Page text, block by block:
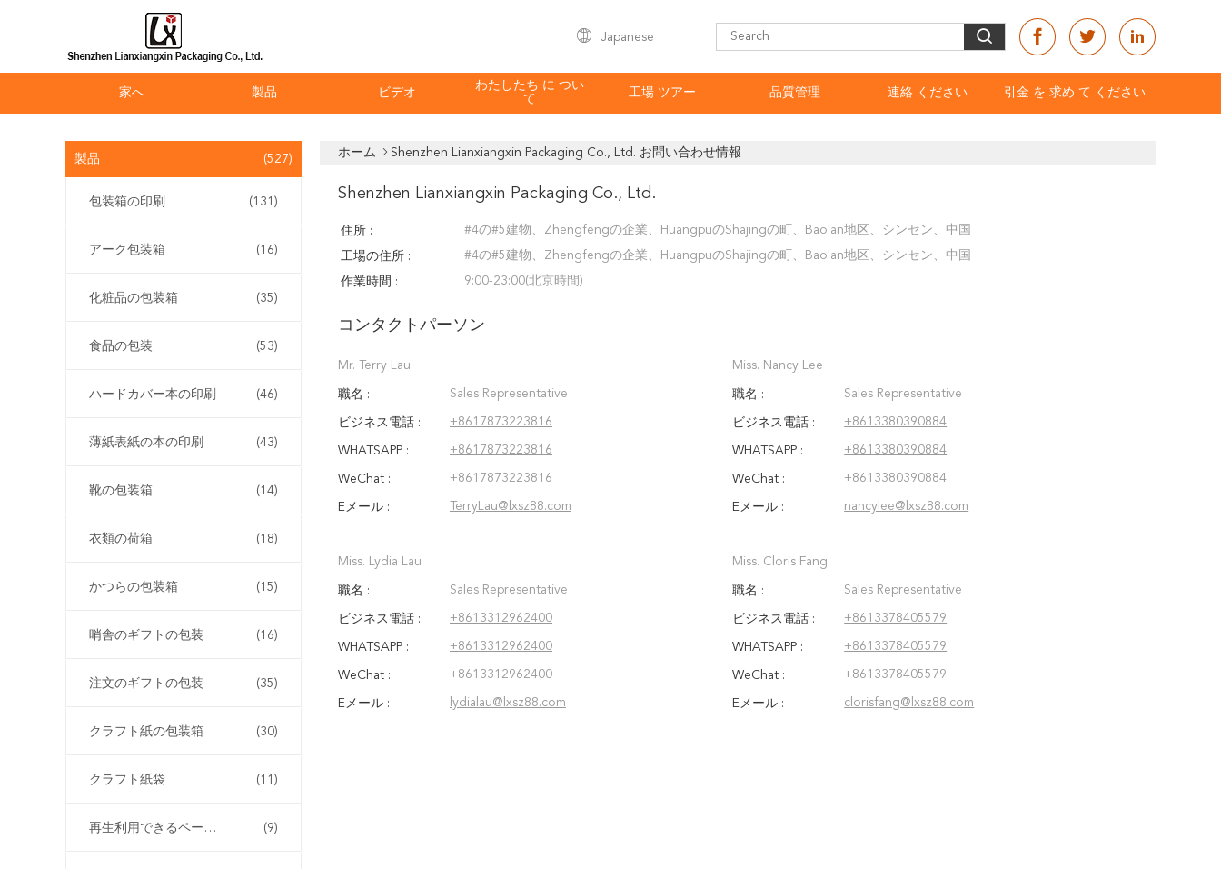
Japanese
家へ 製品 ビデオ
わたしたち に つい
て
工場 ツアー 品質管理 連絡 ください 引金 を 求め て ください
製品 (527)
包装箱の印刷 (131)
アーク包装箱 (16)
化粧品の包装箱 (35)
食品の包装 (53)
ハードカバー本の印刷 (46)
薄紙表紙の本の印刷 (43)
靴の包装箱 (14)
衣類の荷箱 (18)
かつらの包装箱 (15)
哨舎のギフトの包装 (16)
注文のギフトの包装 (35)
クラフト紙の包装箱 (30)
クラフト紙袋 (11)
再生利用できるペーパー ギフト袋 (9)
ホーム Shenzhen Lianxiangxin Packaging Co., Ltd. お問い合わせ情報
Shenzhen Lianxiangxin Packaging Co., Ltd.
住所 : #4の#5建物、Zhengfengの企業、HuangpuのShajingの町、Bao'an地区、シンセン、中国
工場の住所 : #4の#5建物、Zhengfengの企業、HuangpuのShajingの町、Bao'an地区、シンセン、中国
作業時間 : 9:00-23:00(北京時間)
コンタクトパーソン
Mr. Terry Lau
職名 : Sales Representative
ビジネス電話 : +8617873223816
WHATSAPP : +8617873223816
WeChat : +8617873223816
Eメール : TerryLau@lxsz88.com
Miss. Nancy Lee
職名 : Sales Representative
ビジネス電話 : +8613380390884
WHATSAPP : +8613380390884
WeChat : +8613380390884
Eメール : nancylee@lxsz88.com
Miss. Lydia Lau
職名 : Sales Representative
ビジネス電話 : +8613312962400
WHATSAPP : +8613312962400
WeChat : +8613312962400
Eメール : lydialau@lxsz88.com
Miss. Cloris Fang
職名 : Sales Representative
ビジネス電話 : +8613378405579
WHATSAPP : +8613378405579
WeChat : +8613378405579
Eメール : clorisfang@lxsz88.com